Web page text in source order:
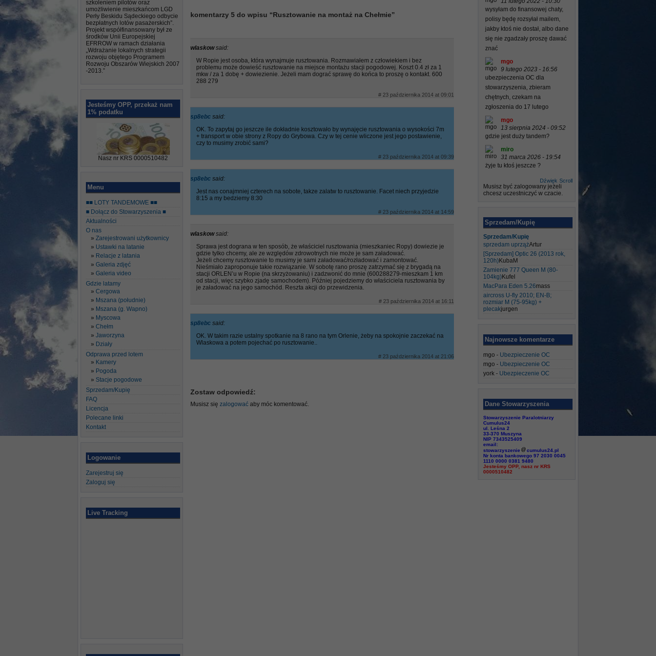
szkoleniem pilotów oraz
umożliwienie mieszkańcom LGD
Perły Beskidu Sądeckiego odbycie
bezpłatnych lotów pasażerskich”.
Projekt współfinansowany był ze
środków Unii Europejskiej
EFRROW w ramach działania
„Wdrażanie lokalnych strategii
rozwoju objętego Programem
Rozwoju Obszarów Wiejskich 2007
-2013.”
Jesteśmy OPP, przekaż nam
1% podatku
Nasz nr KRS 0000510482
Menu
■■ LOTY TANDEMOWE ■■
■ Dołącz do Stowarzyszenia ■
Aktualności
O nas
Zarejestrowani użytkownicy
Ustawki na latanie
Relacje z latania
Galeria zdjęć
Galeria video
Gdzie latamy
Cergowa
Mszana (południe)
Mszana (g. Wapno)
Myscowa
Chełm
Jaworzyna
Działy
Odprawa przed lotem
Kamery
Pogoda
Stacje pogodowe
Sprzedam/Kupię
FAQ
Licencja
Polecane linki
Kontakt
Logowanie
Zarejestruj się
Zaloguj się
Live Tracking
komentarzy 5 do wpisu “Rusztowanie na montaż na Chełmie”
wlaskowsaid:
W Ropie jest osoba, która wynajmuje rusztowania. Rozmawiałem z człowiekiem i bez
problemu może dowieść rusztowanie na miejsce montażu stacji pogodowej. Koszt 0.4 zł za 1
mkw / za 1 dobę + dowiezienie. Jeżeli mam dograć sprawę do końca to proszę o kontakt. 600
288 279
# 23 października 2014 at 09:01
sp8ebc said:
OK. To zapytaj go jeszcze ile dokładnie kosztowało by wynajęcie rusztowania o wysokości 7m
+ transport w obie strony z Ropy do Grybowa. Czy w tej cenie wliczone jest jego postawienie,
czy to musimy zrobić sami?
# 23 października 2014 at 09:39
sp8ebc said:
Jest nas conajmniej czterech na sobote, takze zalatw to rusztowanie. Facet niech przyjedzie
8:15 a my bedziemy 8:30
# 23 października 2014 at 14:59
wlaskowsaid:
Sprawa jest dograna w ten sposób, że właściciel rusztowania (mieszkaniec Ropy) dowiezie je
gdzie tylko chcemy, ale ze względów zdrowotnych nie może je sam załadować.
Jeżeli chcemy rusztowanie to musimy je sami załadować/rozładować i zamontować.
Nieśmiało zaproponuje takie rozwiązanie. W sobotę rano proszę zatrzymać się z brygadą na
stacji ORLEN’u w Ropie (na skrzyżowaniu) i zadzwonić do mnie (600288279-mieszkam 1 km
od stacji, więc szybko zjadę samochodem). Później pojedziemy do właściciela rusztowania by
je załadować na jego samochód. Reszta akcji do przewidzenia.
# 23 października 2014 at 16:11
sp8ebc said:
OK. W takim razie ustalny spotkanie na 8 rano na tym Orlenie, żeby na spokojnie zaczekać na
Wlaskowa a potem pojechać po rusztowanie..
# 23 października 2014 at 21:06
Zostaw odpowiedź:
Musisz się zalogować aby móc komentować.
wysyłam do finansowej chaty,
polisy będę rozsyłał mailem,
jakby ktoś nie dostał, albo dane
się nie zgadzały proszę dawać
znać
mgo
9 lutego 2023 - 16:56
ubezpieczenia OC dla
stowarzyszenia, zbieram
chętnych, czekam na
zgłoszenia do 17 lutego
mgo
13 sierpnia 2024 - 09:52
gdzie jest duży tandem?
miro
31 marca 2026 - 19:54
żyje tu ktoś jeszcze ?
Scroll
Dźwięk
Musisz być zalogowany jeżeli
chcesz uczestniczyć w czacie.
Sprzedam/Kupię
Sprzedam/Kupię
sprzedam uprzążArtur
[Sprzedam] Optic 26 (2013 rok,
120h) KubaM
Zamienie 777 Queen M (80-
104kg) Kufel
MacPara Eden 5.26mass
aircross U-fly 2010; EN-B;
rozmiar M (75-95kg) +
plecakjurgen
Najnowsze komentarze
mgo - Ubezpieczenie OC
mgo - Ubezpieczenie OC
york - Ubezpieczenie OC
Dane Stowarzyszenia
Stowarzyszenie Paralotniarzy
Cumulus24
ul. Leśna 2
33-370 Muszyna
NIP 7343525409
email:
stowarzyszenie
cumulus24.pl
Nr konta bankowego 97 2030 0045
1110 0000 0381 9480
Jesteśmy OPP, nasz nr KRS
0000510482